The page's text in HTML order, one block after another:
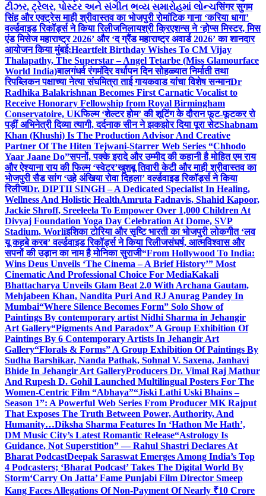
ટીઝર, ટ્રેલર, પોસ્ટર અને સંગીત ભવ્ય સમારોહમાં લોન્ચसिंगर सुगम
सिंह और एक्ट्रेस माही श्रीवास्तव का भोजपुरी रोमांटिक गाना ‘करिया धागा’
वर्ल्डवाइड रिकॉर्ड्स ने किया रिलीजनिलायश्री क्रिएशन्स ने ‘होप्स मिस्टर, मिस
एंड मिसेज महाराष्ट्र 2026’ और ‘द ग्रैंड महाराष्ट्र अवार्ड 2026’ का शानदार
आयोजन किया मुंबई:Heartfelt Birthday Wishes To CM Vijay
Thalapathy, The Superstar – Angel Tetarbe (Miss Glamourface
World India)बालगंधर्व रंगमंदिर वर्धापन दिन सोहळ्यात निर्माती तथा
रिपब्लिकन पक्षाच्या नेत्या संघमित्रा ताई गायकवाड यांचा विशेष सन्मानDr
Radhika Balakrishnan Becomes First Carnatic Vocalist to
Receive Honorary Fellowship from Royal Birmingham
Conservatoire, UKफिल्म ‘शेल्टर होम’ की शूटिंग के दौरान फूट-फूटकर रो
पड़ीं अभिनेत्री दिव्या त्यागी, दर्दनाक सीन ने झकझोर दिया पूरा सेटShabnam
Khan (Khushi) Is The Production Advisor And Creative
Partner Of The Hiten Tejwani-Starrer Web Series “Chhodo
Yaar Jaane Do”सपनों, पक्के इरादे और उम्मीद की कहानी है मोहित एम राय
और ऐश्याना राय की फिल्म ‘स्वेटर’खुशबू तिवारी केटी और माही श्रीवास्तव का
भोजपुरी सैड सांग ‘उहे अंखिया रोवा दिहला’ वर्ल्डवाइड रिकॉर्ड्स ने किया
रिलीजDr. DIPTII SINGH – A Dedicated Specialist In Healing,
Wellness And Holistic HealthAmruta Fadnavis, Shahid Kapoor,
Jackie Shroff, Sreeleela To Empower Over 1,000 Children At
Divyaj Foundation Yoga Day Celebration At Dome, SVP
Stadium, Worliइशिका टोरिया और सृष्टि भारती का भोजपुरी लोकगीत ‘लव
यू कहबे करब’ वर्ल्डवाइड रिकॉर्ड्स ने किया रिलीजसंघर्ष, आत्मविश्वास और
सपनों की उड़ान का नाम है मोनिका सुराजी“From Hollywood To India:
Wins Deus Unveils ‘The Cinema – A Brief History’” Most
Cinematic And Professional Choice For MediaKakali
Bhattacharya Unveils Glam Beat 2.0 With Archana Gautam,
Mehjabeen Khan, Nandita Puri And RJ Anurag Pandey In
Mumbai“Where Silence Becomes Form” Solo Show of
Paintings By contemporary artist Nidhi Sharma in Jehangir
Art Gallery“Pigments And Paradox” A Group Exhibition Of
Paintings By 6 Contemporary Artists In Jehangir Art
Gallery“Florals & Forms” A Group Exhibition Of Paintings By
Sudha Barshikar, Nanda Pathak, Sohnal V. Saxena, Janhavi
Bhide In Jehangir Art GalleryProducers Dr. Vimal Raj Mathur
And Rupesh D. Gohil Launched Multilingual Posters For The
Women-Centric Film “Abhaya”“Jiski Lathi Uski Bhains –
Season 1”: A Powerful Web Series From Producer MK Rajput
That Exposes The Truth Between Power, Authority, And
Humanity…Diksha Sharma Features In ‘Hathon Me Hath’,
DM Music City’s Latest Romantic Release“Astrology Is
Guidance, Not Superstition” — Rahul Shastri Declares At
Bharat PodcastDeepak Saraswat Emerges Among India’s Top
4 Podcasters; ‘Bharat Podcast’ Takes The Digital World By
Storm‘Carry On Jatta’ Fame Punjabi Film Director Smeep
Kang Faces Allegations Of Non-Payment Of Nearly ₹10 Crore